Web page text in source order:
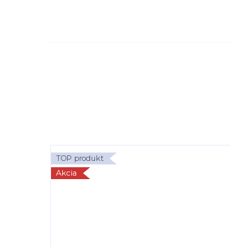
TOP produkt
Akcia